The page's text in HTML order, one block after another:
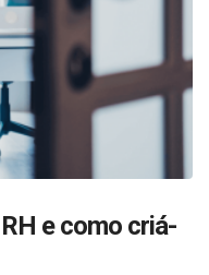
e como criá-